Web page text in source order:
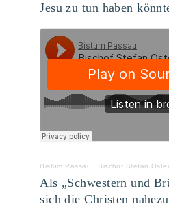
Jesu zu tun haben
Bistum Passau · Bischof Stefan Oster – BnP
Als „Schwestern und
sich die Christen